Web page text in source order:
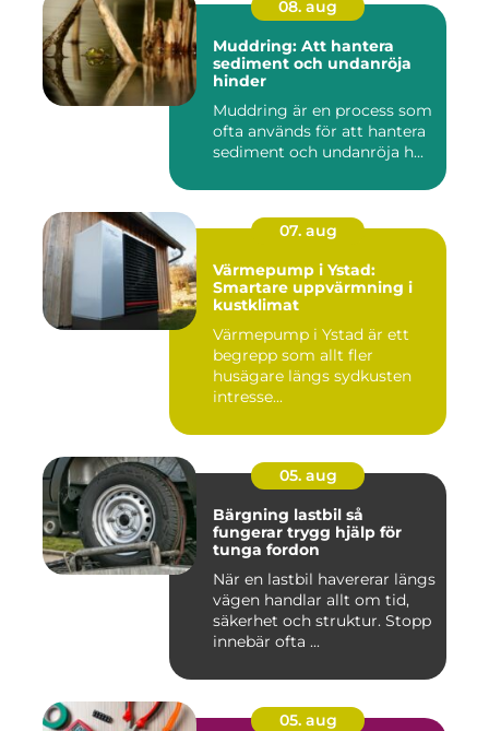
08. aug
Muddring: Att hantera
sediment och undanröja
hinder
Muddring är en process som
ofta används för att hantera
sediment och undanröja h...
07. aug
Värmepump i Ystad:
Smartare uppvärmning i
kustklimat
Värmepump i Ystad är ett
begrepp som allt fler
husägare längs sydkusten
intresse...
05. aug
Bärgning lastbil så
fungerar trygg hjälp för
tunga fordon
När en lastbil havererar längs
vägen handlar allt om tid,
säkerhet och struktur. Stopp
innebär ofta ...
05. aug